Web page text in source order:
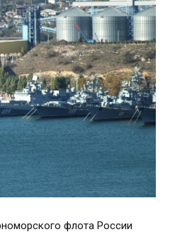
флота России